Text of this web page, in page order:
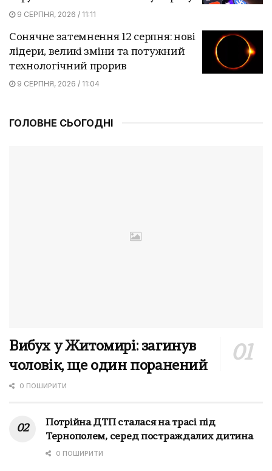
9 СЕРПНЯ, 2026 / 11:11
Сонячне затемнення 12 серпня: нові
лідери, великі зміни та потужний
технологічний прорив
9 СЕРПНЯ, 2026 / 11:04
ГОЛОВНЕ СЬОГОДНІ
Вибух у Житомирі: загинув
чоловік, ще один поранений
0 ПОШИРИТИ
Потрійна ДТП сталася на трасі під
Тернополем, серед постраждалих дитина
0 ПОШИРИТИ